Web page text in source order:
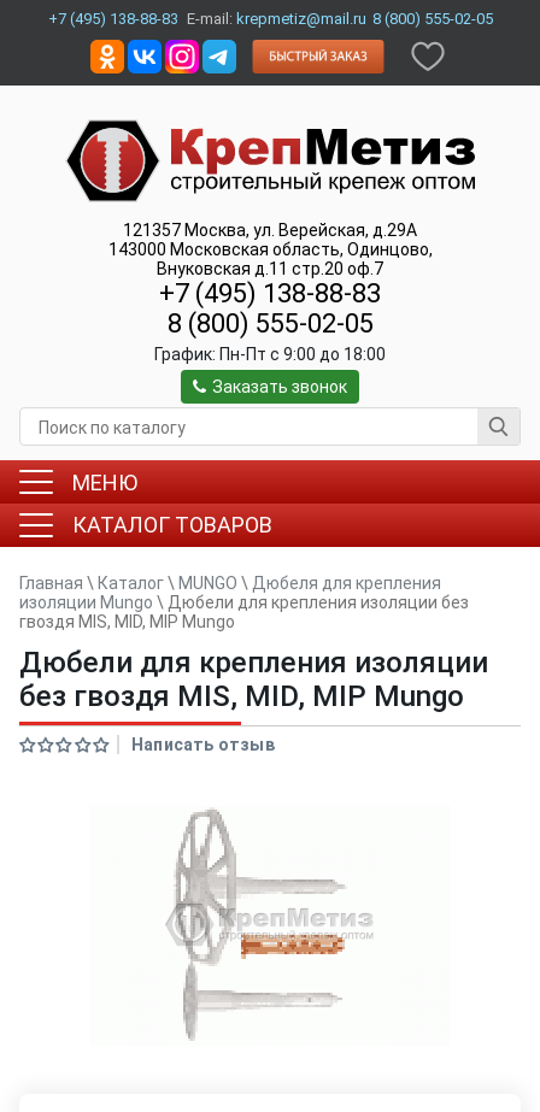
+7 (495) 138-88-83 E-mail: krepmetiz@mail.ru 8 (800) 555-02-05
121357 Москва, ул. Верейская, д.29А
143000 Московская область, Одинцово,
Внуковская д.11 стр.20 оф.7
+7 (495) 138-88-83
8 (800) 555-02-05
График: Пн-Пт c 9:00 до 18:00
Заказать звонок
МЕНЮ
КАТАЛОГ ТОВАРОВ
Главная \ Каталог\ MUNGO \ Дюбеля для крепления
изоляции Mungo \ Дюбели для крепления изоляции без
гвоздя MIS, MID, MIP Mungo
Дюбели для крепления изоляции
без гвоздя MIS, MID, MIP Mungo
Написать отзыв